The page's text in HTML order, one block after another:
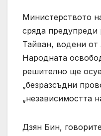
Министерството
сряда предупреди
Тайван, водени
Народната
решително ще
„безразсъдни
„независимостта
Дзян Бин,